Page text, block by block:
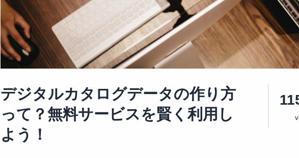
デジタルカタログデータの作り方
って？無料サービスを賢く利用し
よう！